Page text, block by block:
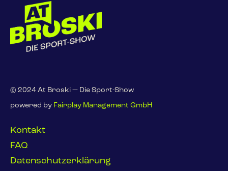
© 2024 At Broski — Die Sport-Show
powered by Fairplay Management GmbH
Kontakt
FAQ
Datenschutzerklärung